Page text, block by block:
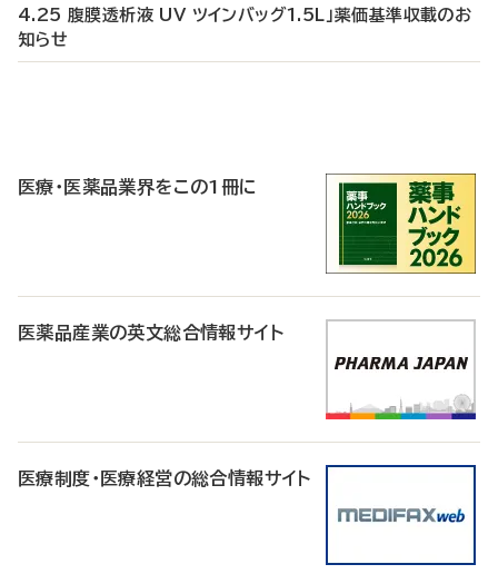
4.25 腹膜透析液 UV ツインバッグ1.5L」薬価基準収載のお
知らせ
医療・医薬品業界をこの1冊に
医薬品産業の英文総合情報サイト
医療制度・医療経営の総合情報サイト